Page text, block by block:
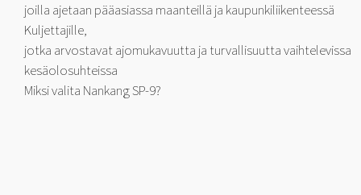
joilla ajetaan pääasiassa maanteillä ja kaupunkiliikenteessä
Kuljettajille,
jotka arvostavat ajomukavuutta ja turvallisuutta vaihtelevissa
kesäolosuhteissa
Miksi valita Nankang SP-9?